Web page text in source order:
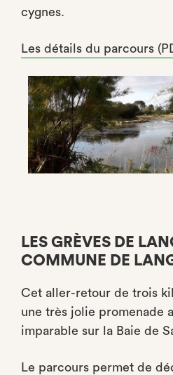
cygnes.
Les détails du parcours
LES GRÈVES DE
COMMUNE DE
Cet aller-retour de trois
une très jolie promenade
imparable sur la Baie de
Le parcours permet de